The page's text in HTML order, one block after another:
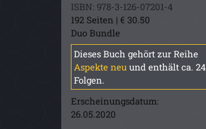
ISBN: 978-3-126-07201-4
192 Seiten | € 30.50
Duo Bundle
Dieses Buch gehört zur Reihe
Aspekte neu und enthält ca. 24
Folgen.
Erscheinungsdatum:
26.05.2020